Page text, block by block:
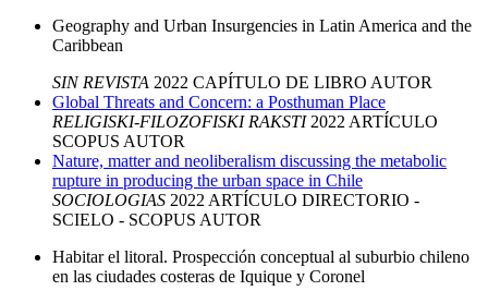
Geography and Urban Insurgencies in Latin America and the
Caribbean
SIN REVISTA 2022 CAPÍTULO DE LIBRO AUTOR
Global Threats and Concern: a Posthuman Place
RELIGISKI-FILOZOFISKI RAKSTI 2022 ARTÍCULO
SCOPUS AUTOR
Nature, matter and neoliberalism discussing the metabolic
rupture in producing the urban space in Chile
SOCIOLOGIAS 2022 ARTÍCULO DIRECTORIO -
SCIELO - SCOPUS AUTOR
Habitar el litoral. Prospección conceptual al suburbio chileno
en las ciudades costeras de Iquique y Coronel